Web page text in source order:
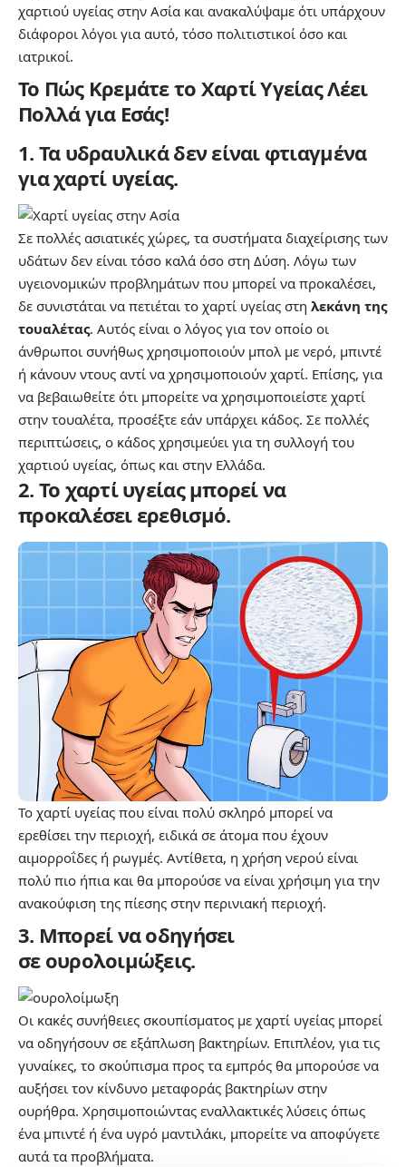
χαρτιού υγείας στην Ασία και ανακαλύψαμε ότι υπάρχουν
διάφοροι λόγοι για αυτό, τόσο πολιτιστικοί όσο και
ιατρικοί.
Το Πώς Κρεμάτε το Χαρτί Υγείας Λέει
Πολλά για Εσάς!
1. Τα υδραυλικά δεν είναι φτιαγμένα
για χαρτί υγείας.
Σε πολλές ασιατικές χώρες, τα συστήματα διαχείρισης των
υδάτων δεν είναι τόσο καλά όσο στη Δύση. Λόγω των
υγειονομικών προβλημάτων που μπορεί να προκαλέσει,
δε συνιστάται να πετιέται το χαρτί υγείας στη λεκάνη της
τουαλέτας. Αυτός είναι ο λόγος για τον οποίο οι
άνθρωποι συνήθως χρησιμοποιούν μπολ με νερό, μπιντέ
ή κάνουν ντους αντί να χρησιμοποιούν χαρτί. Επίσης, για
να βεβαιωθείτε ότι μπορείτε να χρησιμοποιείστε χαρτί
στην τουαλέτα, προσέξτε εάν υπάρχει κάδος. Σε πολλές
περιπτώσεις, ο κάδος χρησιμεύει για τη συλλογή του
χαρτιού υγείας, όπως και στην Ελλάδα.
2. Το χαρτί υγείας μπορεί να
προκαλέσει ερεθισμό.
Το χαρτί υγείας που είναι πολύ σκληρό μπορεί να
ερεθίσει την περιοχή, ειδικά σε άτομα που έχουν
αιμορροΐδες ή ρωγμές. Αντίθετα, η χρήση νερού είναι
πολύ πιο ήπια και θα μπορούσε να είναι χρήσιμη για την
ανακούφιση της πίεσης στην περινιακή περιοχή.
3. Μπορεί να οδηγήσει
σε ουρολοιμώξεις.
Οι κακές συνήθειες σκουπίσματος με χαρτί υγείας μπορεί
να οδηγήσουν σε εξάπλωση βακτηρίων. Επιπλέον, για τις
γυναίκες, το σκούπισμα προς τα εμπρός θα μπορούσε να
αυξήσει τον κίνδυνο μεταφοράς βακτηρίων στην
ουρήθρα. Χρησιμοποιώντας εναλλακτικές λύσεις όπως
ένα μπιντέ ή ένα υγρό μαντιλάκι, μπορείτε να αποφύγετε
αυτά τα προβλήματα.